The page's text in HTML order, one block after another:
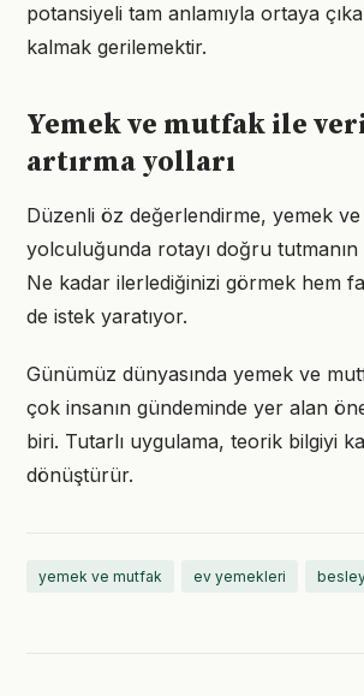
potansiyeli tam anlamıyla ortaya
kalmak gerilemektir.
Yemek ve mutfak ile
artırma yolları
Düzenli öz değerlendirme, yemek
yolculuğunda rotayı doğru
Ne kadar ilerlediğinizi görmek hem
de istek yaratıyor.
Günümüz dünyasında yemek ve
çok insanın gündeminde yer alan
biri. Tutarlı uygulama, teorik bilgiyi
dönüştürür.
yemek ve mutfak ev yemekleri